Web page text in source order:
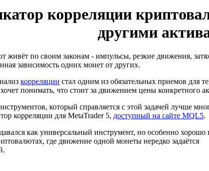
корреляции
другими
живёт по своим законам - импульсы, резкие движения,
зависимость одних монет от других.
корреляции стал одним из обязательных приемов для
понимать, что стоит за движением цены конкретного
который справляется с этой задачей лучше
корреляции для MetaTrader 5, доступный на сайте MQL5.
как универсальный инструмент, но особенно хорошо
где движение одной монеты нередко задаётся